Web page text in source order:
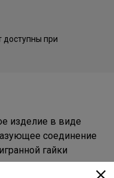
доступны при
изделие в виде
соединение
гайки